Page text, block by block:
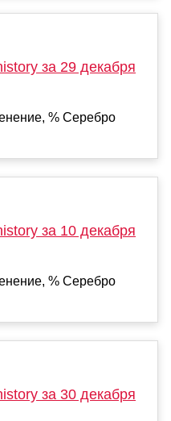
за 29 декабря
% Серебро
за 10 декабря
% Серебро
за 30 декабря